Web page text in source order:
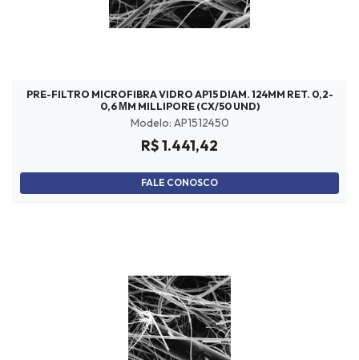
PRE-FILTRO MICROFIBRA VIDRO AP15 DIAM. 124MM RET. 0,2-
0,6 ΜM MILLIPORE (CX/50 UND)
Modelo: AP1512450
R$ 1.441,42
FALE CONOSCO